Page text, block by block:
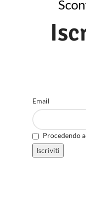
Email
Procedendo